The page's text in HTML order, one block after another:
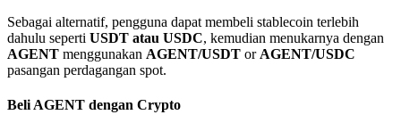
Sebagai alternatif, pengguna dapat membeli stablecoin terlebih
dahulu seperti USDT atau USDC, kemudian menukarnya dengan
AGENT menggunakan AGENT/USDT or AGENT/USDC
pasangan perdagangan spot.
Beli AGENT dengan Crypto